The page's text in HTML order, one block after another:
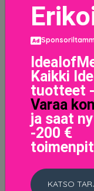
Kaikki
tuotteet
Varaa
ja saat
-200 €
KATSO